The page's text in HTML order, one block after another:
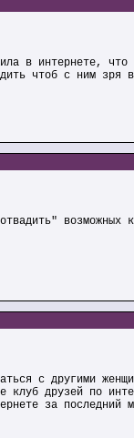
в интернете,
чтоб с ним
с другими
друзей по
за